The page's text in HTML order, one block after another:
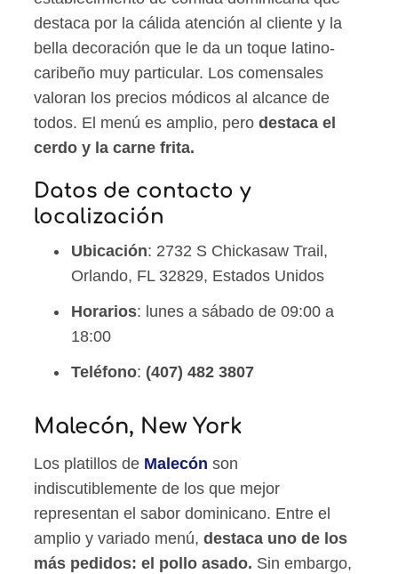
destaca por la cálida atención al cliente y la
bella decoración que le da un toque latino-
caribeño muy particular. Los comensales
valoran los precios módicos al alcance de
todos. El menú es amplio, perodestaca el
cerdo y la carne frita.
Datos de contacto y
localización
Ubicación: 2732 S Chickasaw Trail,
Orlando, FL 32829, Estados Unidos
Horarios: lunes a sábado de 09:00 a
18:00
Teléfono: (407) 482 3807
Malecón, New York
Los platillos de Malecón son
indiscutiblemente de los que mejor
representan el sabor dominicano. Entre el
amplio y variado menú,destaca uno de los
más pedidos: el pollo asado. Sin embargo,